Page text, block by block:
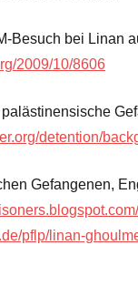
Besuch bei Linan
2009/10/8606
detention/
Gefangenen,
pflp/linan-